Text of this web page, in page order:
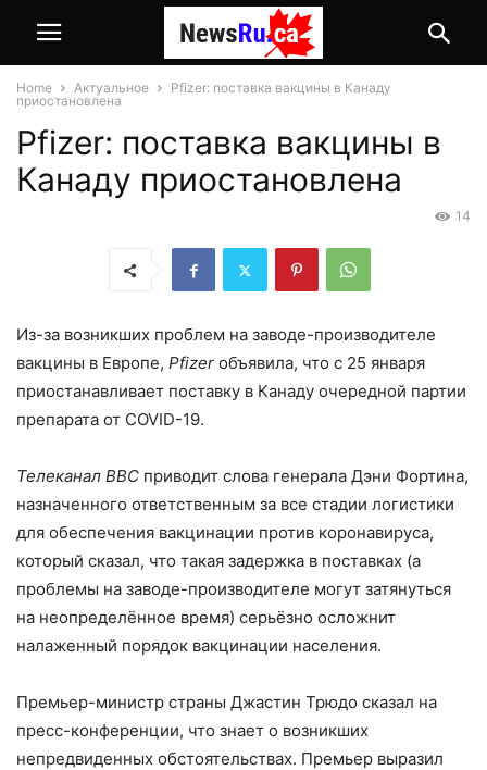
Home Актуальное
Pfizer: поставка вакцины в Канаду
приостановлена
Pfizer: поставка вакцины в
Канаду приостановлена
14
Из-за возникших проблем на заводе-производителе
вакцины в Европе, Pfizer объявила, что c 25 января
приостанавливает поставку в Канаду очередной партии
препарата от COVID-19.
Телеканал BBC приводит слова генерала Дэни Фортина,
назначенного ответственным за все стадии логистики
для обеспечения вакцинации против коронавируса,
который сказал, что такая задержка в поставках (а
проблемы на заводе-производителе могут затянуться
на неопределённое время) серьёзно осложнит
налаженный порядок вакцинации населения.
Премьер-министр страны Джастин Трюдо сказал на
пресс-конференции, что знает о возникших
непредвиденных обстоятельствах. Премьер выразил